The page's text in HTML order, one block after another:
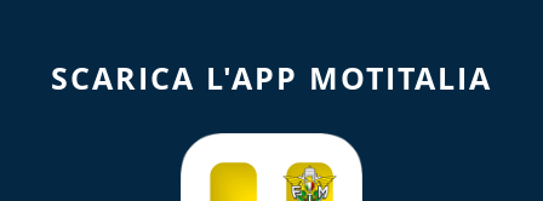
SCARICA L'APP MOTITALIA